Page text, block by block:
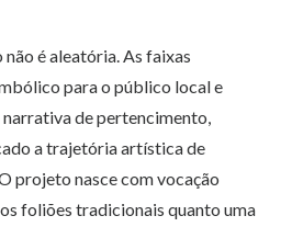
é aleatória. As faixas
para o público local e
de pertencimento,
a trajetória artística de
projeto nasce com vocação
foliões tradicionais quanto uma